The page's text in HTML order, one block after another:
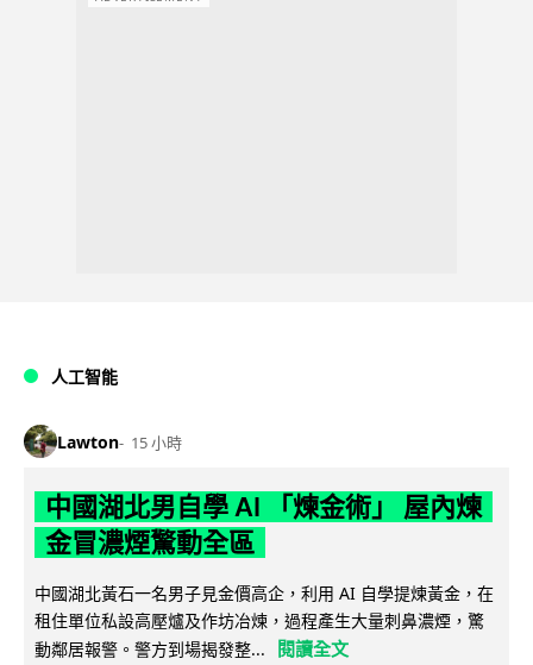
人工智能
Lawton 15 小時
中國湖北男自學 AI 「煉金術」 屋內煉
金冒濃煙驚動全區
中國湖北黃石一名男子見金價高企，利用 AI 自學提煉黃金，在
租住單位私設高壓爐及作坊冶煉，過程產生大量刺鼻濃煙，驚
動鄰居報警。警方到場揭發整...
閱讀全文